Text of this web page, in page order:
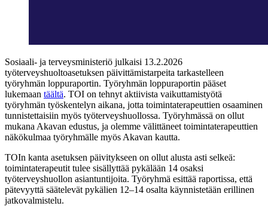
Sosiaali- ja terveysministeriö julkaisi 13.2.2026
työterveyshuoltoasetuksen päivittämistarpeita tarkastelleen
työryhmän loppuraportin. Työryhmän loppuraportin pääset
lukemaan täältä. TOI on tehnyt aktiivista vaikuttamistyötä
työryhmän työskentelyn aikana, jotta toimintaterapeuttien osaaminen
tunnistettaisiin myös työterveyshuollossa. Työryhmässä on ollut
mukana Akavan edustus, ja olemme välittäneet toimintaterapeuttien
näkökulmaa työryhmälle myös Akavan kautta.
TOIn kanta asetuksen päivitykseen on ollut alusta asti selkeä:
toimintaterapeutit tulee sisällyttää pykälään 14 osaksi
työterveyshuollon asiantuntijoita. Työryhmä esittää raportissa, että
pätevyyttä säätelevät pykälien 12–14 osalta käynnistetään erillinen
jatkovalmistelu.